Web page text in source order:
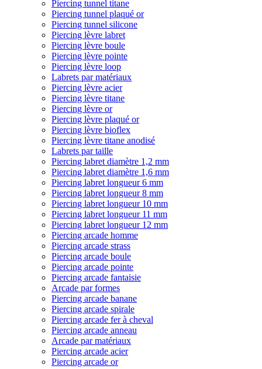
Piercing tunnel titane
Piercing tunnel plaqué or
Piercing tunnel silicone
Piercing lèvre labret
Piercing lèvre boule
Piercing lèvre pointe
Piercing lèvre loop
Labrets par matériaux
Piercing lèvre acier
Piercing lèvre titane
Piercing lèvre or
Piercing lèvre plaqué or
Piercing lèvre bioflex
Piercing lèvre titane anodisé
Labrets par taille
Piercing labret diamètre 1,2 mm
Piercing labret diamètre 1,6 mm
Piercing labret longueur 6 mm
Piercing labret longueur 8 mm
Piercing labret longueur 10 mm
Piercing labret longueur 11 mm
Piercing labret longueur 12 mm
Piercing arcade homme
Piercing arcade strass
Piercing arcade boule
Piercing arcade pointe
Piercing arcade fantaisie
Arcade par formes
Piercing arcade banane
Piercing arcade spirale
Piercing arcade fer à cheval
Piercing arcade anneau
Arcade par matériaux
Piercing arcade acier
Piercing arcade or